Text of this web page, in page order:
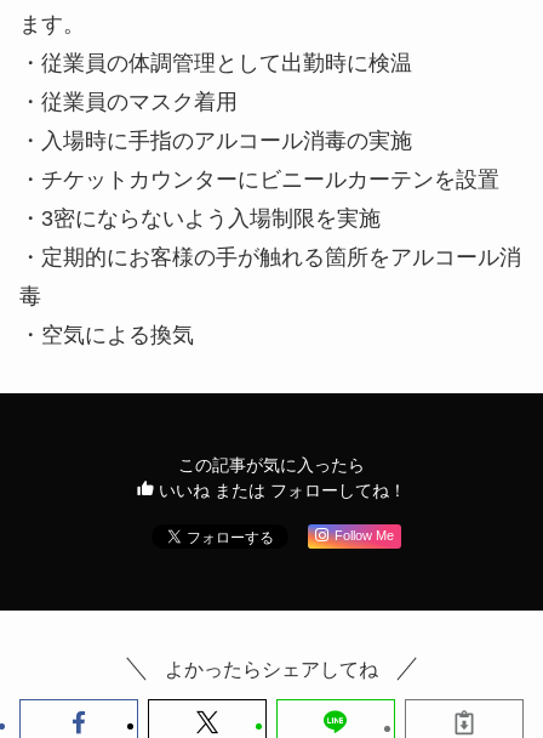
ます。
・従業員の体調管理として出勤時に検温
・従業員のマスク着用
・入場時に手指のアルコール消毒の実施
・チケットカウンターにビニールカーテンを設置
・3密にならないよう入場制限を実施
・定期的にお客様の手が触れる箇所をアルコール消
毒
・空気による換気
この記事が気に入ったら
いいね または フォローしてね！
Follow Me
よかったらシェアしてね